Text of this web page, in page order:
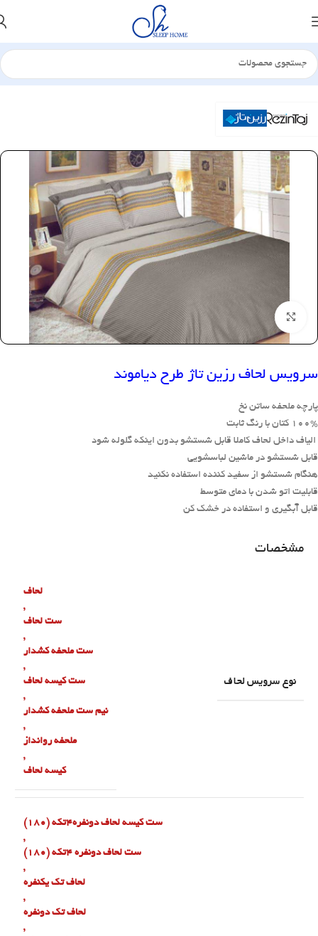
خانه سرویس لحاف ساتن
بزرگنمایی تصویر
سرویس لحاف رزین تاژ طرح دیاموند
پارچه ملحفه ساتن نخ
100% کتان با رنگ ثابت
الیاف داخل لحاف کاملا قابل شستشو بدون اینکه گلوله شود
قابل شستشو در ماشین لباسشویی
هنگام شستشو از سفید کننده استفاده نکنید
قابلیت اتو شدن با دمای متوسط
قابل آبگیری و استفاده در خشک کن
مشخصات
نوع سرویس لحاف
لحاف
,
ست لحاف
,
ست ملحفه کشدار
,
ست کیسه لحاف
,
نیم ست ملحفه کشدار
,
ملحفه روانداز
,
کیسه لحاف
ست کیسه لحاف دونفره۴تکه (180)
,
ست لحاف دونفره ۴تکه (180)
,
لحاف تک یکنفره
,
لحاف تک دونفره
,